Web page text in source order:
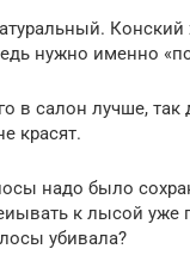
Конский
нужно именно
в салон лучше, так
красят.
надо было
к лысой уже
убивала?